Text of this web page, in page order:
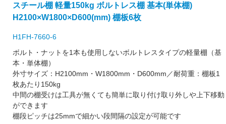
スチール棚 軽量150kg ボルトレス棚 基本(単体棚)
H2100×W1800×D600(mm) 棚板6枚
H1FH-7660-6
ボルト・ナットを1本も使用しないボルトレスタイプの軽量棚（基
本・単体棚）
外寸サイズ：H2100mm・W1800mm・D600mm／耐荷重：棚板1
枚あたり150kg
中間の棚受けは工具が無くても簡単に取り付け取り外しや上下移動
ができます
棚段ピッチは25mmで細かい段間隔の設定が可能です